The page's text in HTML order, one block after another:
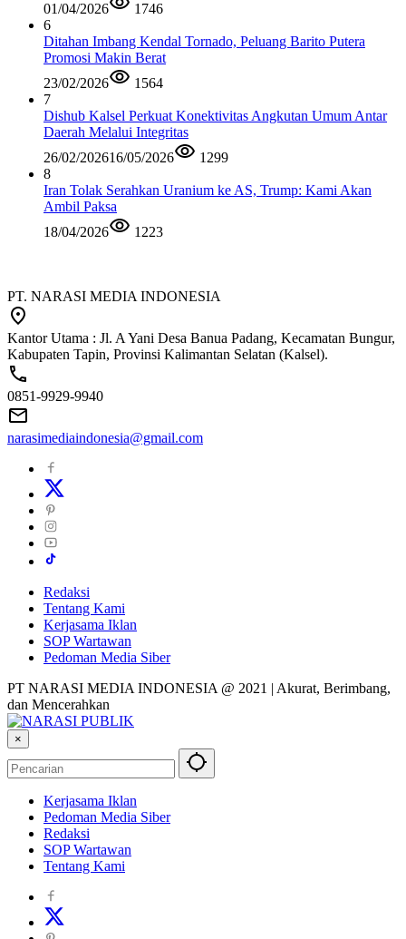
01/04/2026
1746
6
Ditahan Imbang Kendal Tornado, Peluang Barito Putera
Promosi Makin Berat
23/02/2026
1564
7
Dishub Kalsel Perkuat Konektivitas Angkutan Umum Antar
Daerah Melalui Integritas
26/02/202616/05/2026
1299
8
Iran Tolak Serahkan Uranium ke AS, Trump: Kami Akan
Ambil Paksa
18/04/2026
1223
PT. NARASI MEDIA INDONESIA
Kantor Utama : Jl. A Yani Desa Banua Padang, Kecamatan Bungur,
Kabupaten Tapin, Provinsi Kalimantan Selatan (Kalsel).
0851-9929-9940
narasimediaindonesia@gmail.com
Redaksi
Tentang Kami
Kerjasama Iklan
SOP Wartawan
Pedoman Media Siber
PT NARASI MEDIA INDONESIA @ 2021 | Akurat, Berimbang,
dan Mencerahkan
×
Kerjasama Iklan
Pedoman Media Siber
Redaksi
SOP Wartawan
Tentang Kami